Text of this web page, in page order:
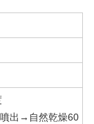
噴出→自然乾燥60